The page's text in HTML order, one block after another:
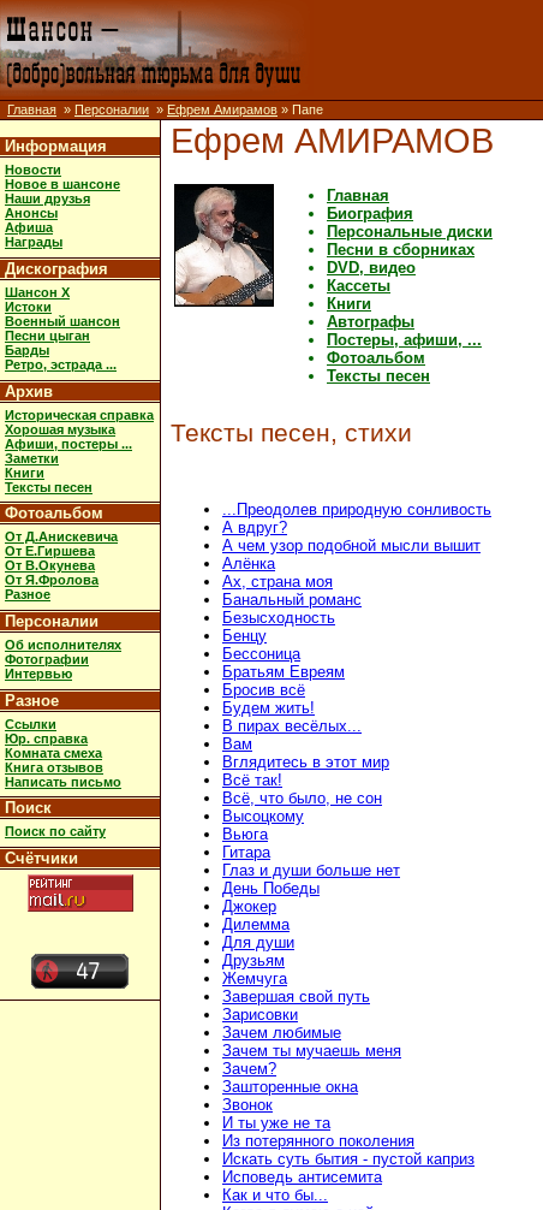
Главная » Персоналии » Ефрем Амирамов » Папе
Информация
Новости
Новое в шансоне
Наши друзья
Анонсы
Афиша
Награды
Дискография
Шансон X
Истоки
Военный шансон
Песни цыган
Барды
Ретро, эстрада ...
Архив
Историческая справка
Хорошая музыка
Афиши, постеры ...
Заметки
Книги
Тексты песен
Фотоальбом
От Д.Анискевича
От Е.Гиршева
От В.Окунева
От Я.Фролова
Разное
Персоналии
Об исполнителях
Фотографии
Интервью
Разное
Ссылки
Юр. справка
Комната смеха
Книга отзывов
Написать письмо
Поиск
Поиск по сайту
Счётчики
Ефрем АМИРАМОВ
Главная
Биография
Персональные диски
Песни в сборниках
DVD, видео
Кассеты
Книги
Автографы
Постеры, афиши, ...
Фотоальбом
Тексты песен
Тексты песен, стихи
...Преодолев природную сонливость
А вдруг?
А чем узор подобной мысли вышит
Алёнка
Ах, страна моя
Банальный романс
Безысходность
Бенцу
Бессоница
Братьям Евреям
Бросив всё
Будем жить!
В пирах весёлых...
Вам
Вглядитесь в этот мир
Всё так!
Всё, что было, не сон
Высоцкому
Вьюга
Гитара
Глаз и души больше нет
День Победы
Джокер
Дилемма
Для души
Друзьям
Жемчуга
Завершая свой путь
Зарисовки
Зачем любимые
Зачем ты мучаешь меня
Зачем?
Зашторенные окна
Звонок
И ты уже не та
Из потерянного поколения
Искать суть бытия - пустой каприз
Исповедь антисемита
Как и что бы...